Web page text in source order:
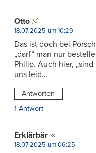
Otto
18.07.2025 um 10:29
Das ist doch bei
„darf“ man nur
Philip. Auch hier,
uns leid…
Antworten
1 Antwort
Erklärbär
18.07.2025 um 06:25